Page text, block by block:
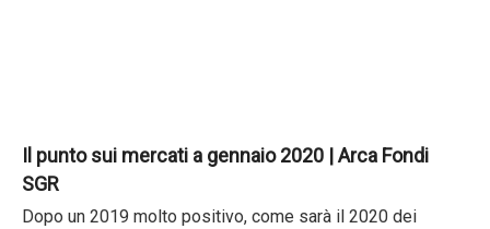
Il punto sui mercati a gennaio 2020 | Arca Fondi
SGR
Dopo un 2019 molto positivo, come sarà il 2020 dei